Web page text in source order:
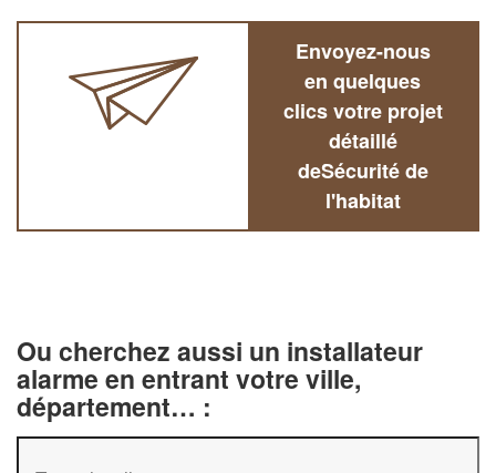
Envoyez-nous
en quelques
clics votre projet
détaillé
deSécurité de
l'habitat
Ou cherchez aussi un installateur
alarme en entrant votre ville,
département… :